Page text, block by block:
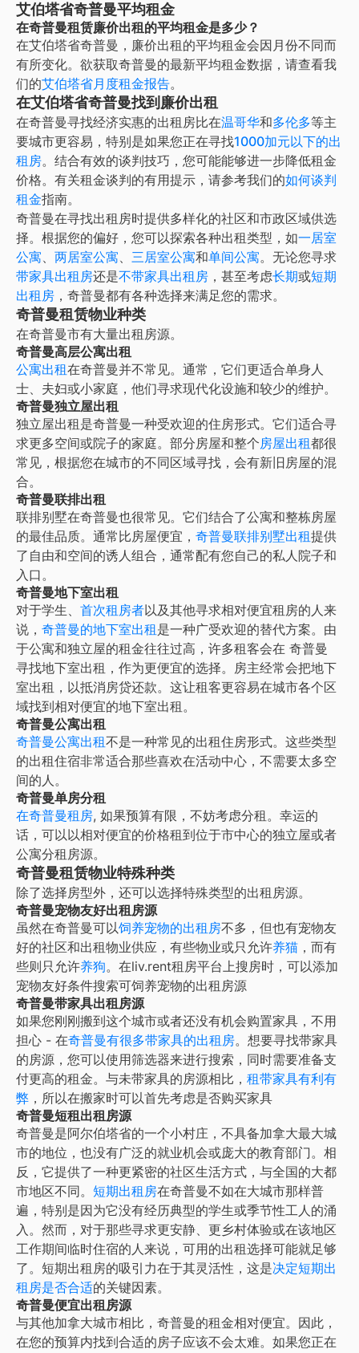
艾伯塔省奇普曼平均租金
在奇普曼租赁廉价出租的平均租金是多少？
在艾伯塔省奇普曼 ， 廉价出租的平均租金会因月份不同而
有所变化。欲获取奇普曼的最新平均租金数据，请查看我
们的艾伯塔省月度租金报告。
在艾伯塔省奇普曼找到廉价出租
在奇普曼寻找经济实惠的出租房比在温哥华和多伦多等主
要城市更容易，特别是如果您正在寻找1000加元以下的出
租房。结合有效的谈判技巧，您可能能够进一步降低租金
价格。有关租金谈判的有用提示，请参考我们的如何谈判
租金指南。
奇普曼在寻找出租房时提供多样化的社区和市政区域供选
择。根据您的偏好，您可以探索各种出租类型，如一居室
公寓、 两居室公寓、 三居室公寓和单间公寓。无论您寻求
带家具出租房还是不带家具出租房 ，甚至考虑长期或短期
出租房 ，奇普曼都有各种选择来满足您的需求。
奇普曼租赁物业种类
在奇普曼市有大量出租房源。
奇普曼高层公寓出租
公寓出租在奇普曼并不常见。通常，它们更适合单身人
士、夫妇或小家庭，他们寻求现代化设施和较少的维护。
奇普曼独立屋出租
独立屋出租是奇普曼一种受欢迎的住房形式。它们适合寻
求更多空间或院子的家庭。部分房屋和整个房屋出租都很
常见，根据您在城市的不同区域寻找，会有新旧房屋的混
合。
奇普曼联排出租
联排别墅在奇普曼也很常见。它们结合了公寓和整栋房屋
的最佳品质。通常比房屋便宜， 奇普曼联排别墅出租提供
了自由和空间的诱人组合，通常配有您自己的私人院子和
入口。
奇普曼地下室出租
对于学生、 首次租房者以及其他寻求相对便宜租房的人来
说， 奇普曼的地下室出租是一种广受欢迎的替代方案。由
于公寓和独立屋的租金往往过高，许多租客会在 奇普曼
寻找地下室出租，作为更便宜的选择。房主经常会把地下
室出租，以抵消房贷还款。这让租客更容易在城市各个区
域找到相对便宜的地下室出租。
奇普曼公寓出租
奇普曼公寓出租不是一种常见的出租住房形式。这些类型
的出租住宿非常适合那些喜欢在活动中心，不需要太多空
间的人。
奇普曼单房分租
在奇普曼租房, 如果预算有限，不妨考虑分租。幸运的
话，可以以相对便宜的价格租到位于市中心的独立屋或者
公寓分租房源。
奇普曼租赁物业特殊种类
除了选择房型外，还可以选择特殊类型的出租房源。
奇普曼宠物友好出租房源
虽然在奇普曼可以饲养宠物的出租房不多，但也有宠物友
好的社区和出租物业供应，有些物业或只允许养猫 ，而有
些则只允许养狗。在liv.rent租房平台上搜房时，可以添加
宠物友好条件搜索可饲养宠物的出租房源
奇普曼带家具出租房源
如果您刚刚搬到这个城市或者还没有机会购置家具，不用
担心 - 在奇普曼有很多带家具的出租房。想要寻找带家具
的房源，您可以使用筛选器来进行搜索，同时需要准备支
付更高的租金。与未带家具的房源相比， 租带家具有利有
弊 ，所以在搬家时可以首先考虑是否购买家具
奇普曼短租出租房源
奇普曼是阿尔伯塔省的一个小村庄，不具备加拿大最大城
市的地位，也没有广泛的就业机会或庞大的教育部门。相
反，它提供了一种更紧密的社区生活方式，与全国的大都
市地区不同。 短期出租房在奇普曼不如在大城市那样普
遍，特别是因为它没有经历典型的学生或季节性工人的涌
入。然而，对于那些寻求更安静、更乡村体验或在该地区
工作期间临时住宿的人来说，可用的出租选择可能就足够
了。短期出租房的吸引力在于其灵活性，这是决定短期出
租房是否合适的关键因素。
奇普曼便宜出租房源
与其他加拿大城市相比，奇普曼的租金相对便宜。因此，
在您的预算内找到合适的房子应该不会太难。如果您正在